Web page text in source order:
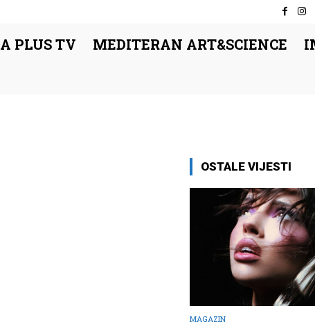
A PLUS TV MEDITERAN ART&SCIENCE
OSTALE VIJESTI
MAGAZIN